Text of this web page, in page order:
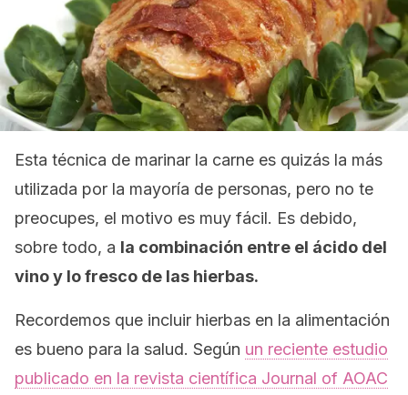
Esta técnica de marinar la carne es quizás la más
utilizada por la mayoría de personas, pero no te
preocupes, el motivo es muy fácil. Es debido,
sobre todo, a la combinación entre el ácido del
vino y lo fresco de las hierbas.
Recordemos que incluir hierbas en la alimentación
es bueno para la salud. Según un reciente estudio
publicado en la revista científica Journal of AOAC